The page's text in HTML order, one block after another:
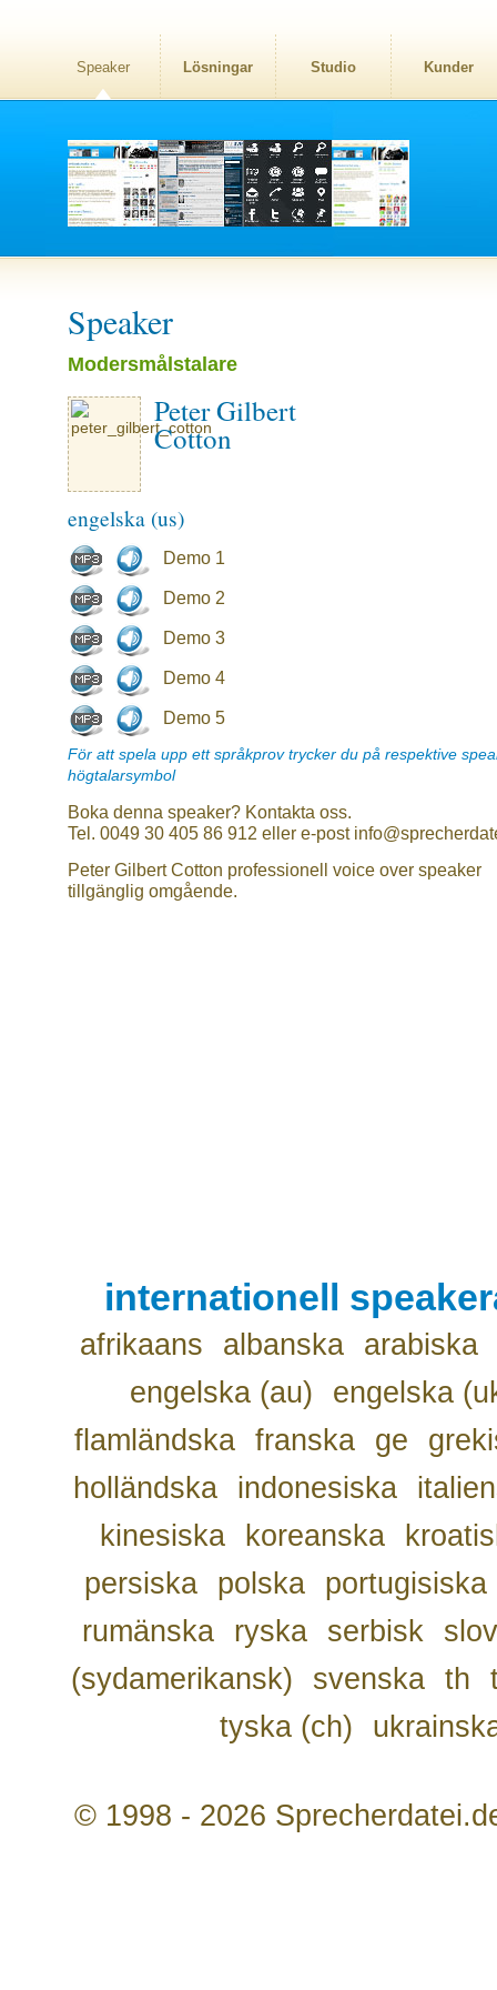
Speaker Lösningar Studio Kunder
Speaker
Modersmålstalare
Peter Gilbert
Cotton
engelska (us)
Demo 1
Demo 2
Demo 3
Demo 4
Demo 5
För att spela upp ett språkprov trycker du på respektive
högtalarsymbol
Boka denna speaker? Kontakta oss.
Tel. 0049 30 405 86 912 eller e-post
Peter Gilbert Cotton professionell voice over speaker
tillgänglig omgående.
internationell
afrikaans albanska
arabiska
engelska (au)
engelska
flamländska franska ge
holländska
indonesiska
kinesiska
koreanska
persiska
polska
portugisiska
rumänska
ryska serbisk
(sydamerikansk)
svenska th
tyska (ch)
© 1998 - 2026